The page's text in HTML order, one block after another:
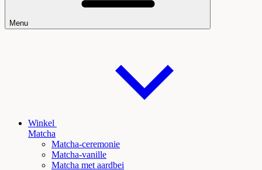
Menu
Winkel
Matcha
Matcha-ceremonie
Matcha-vanille
Matcha met aardbei